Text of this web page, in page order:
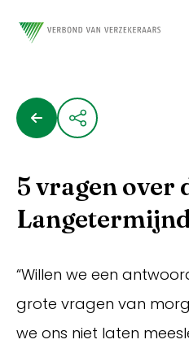
5 vragen over
“Willen we een
grote vragen van
we ons niet laten